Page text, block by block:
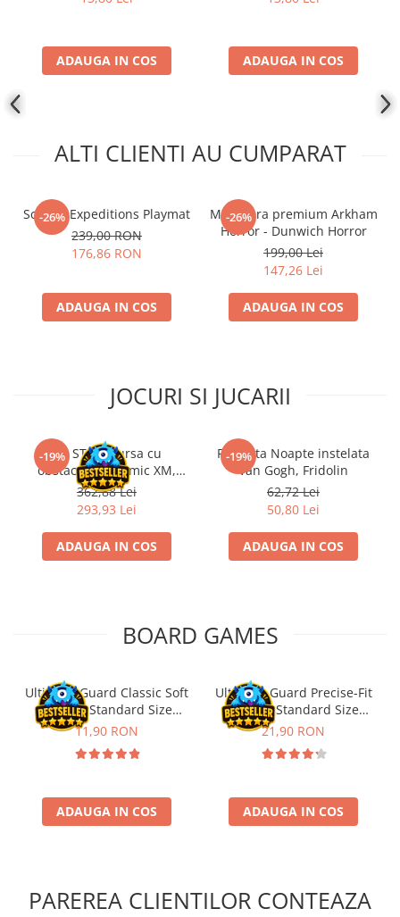
ADAUGA IN COS ADAUGA IN COS
ALTI CLIENTI AU CUMPARAT
-26%
Scythe: Expeditions Playmat
239,00 RON
176,86 RON
ADAUGA IN COS
-26%
Miniatura premium Arkham
Horror - Dunwich Horror
199,00 Lei
147,26 Lei
ADAUGA IN COS
JOCURI SI JUCARII
-19%Kit STEM Cursa cu
obstacole Dynamic XM,
Fischertechnik
362,88 Lei
293,93 Lei
ADAUGA IN COS
-19%
Flasneta Noapte instelata
Van Gogh, Fridolin
62,72 Lei
50,80 Lei
ADAUGA IN COS
BOARD GAMES
Ultimate Guard Classic Soft
Sleeves Standard Size
Transparent (100)
11,90 RON
ADAUGA IN COS
Ultimate Guard Precise-Fit
Sleeves Standard Size
Transparent (100)
21,90 RON
ADAUGA IN COS
PAREREA CLIENTILOR CONTEAZA